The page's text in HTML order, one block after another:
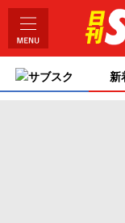
サブスク 新